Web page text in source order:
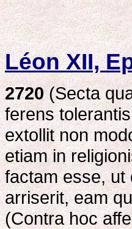
Léon XII,
2720(Secta
ferens
extollit non
etiam in
factam esse, ut
arriserit, eam
(Contra hoc